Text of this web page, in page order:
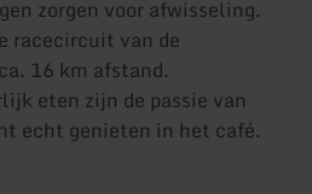
zorgen voor afwisseling.
racecircuit van de
16 km afstand.
eten zijn de passie van
echt genieten in het café.